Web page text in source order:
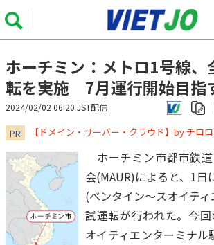
ホーチミン：メトロ1号線、
転を実施 7月運行開始目指
2024/02/02 06:20 JST配信
PR 【ドメイン・サーバー・クラウド】by チロ
ホーチミン市都市鉄
会(MAUR)によると、1日
(ベンタイン～スオイテ
試運転が行われた。今
オイティエンターミナル